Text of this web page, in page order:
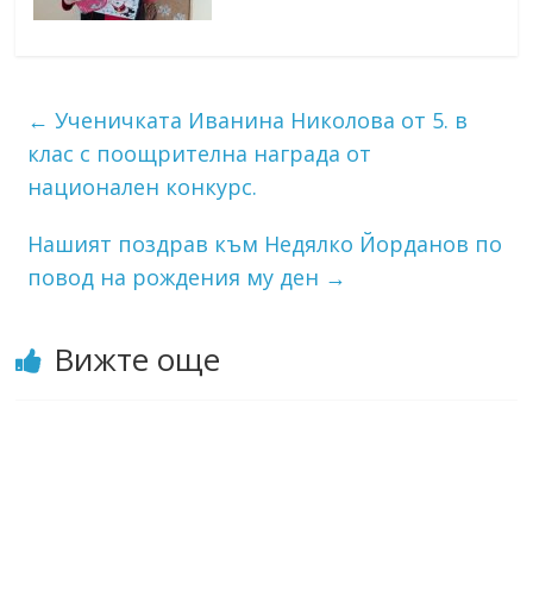
← Ученичката Иванина Николова от 5. в
клас с поощрителна награда от
национален конкурс.
Нашият поздрав към Недялко Йорданов по
повод на рождения му ден →
Вижте още